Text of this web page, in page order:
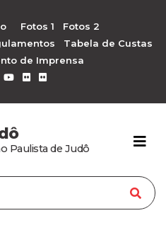
Fotos 1
Fotos 2
Tabela de Custas
de Imprensa
Paulista de Judô